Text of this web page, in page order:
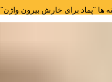
ها "پماد برای خارش بیرون واژن"